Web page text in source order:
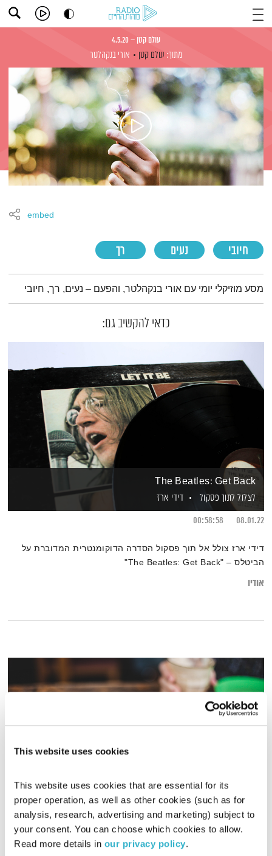
This website uses cookies
This website uses cookies that are essential for its
proper operation, as well as other cookies (such as for
analysis, research, advertising and marketing) subject to
your consent. You can choose which cookies to allow.
Read more details in our privacy policy.
עולם קטן – 4.5.20
מתוך: עולם קטן אורי בנקהלטר
חיובי נעים רך
embed
תמצית הפודקאסט
מסע מוזיקלי יומי עם אורי בנקהלטר, והפעם – נעים, רך, חיובי
כדאי להקשיב גם:
The Beatles: Get Back
לצלול לתוך פסקול
דידי ארז
08.01.22
00:58:58
דידי ארז צולל אל תוך פסקול הסדרה הדוקומנטרית המדוברת על
הביטלס – "The Beatles: Get Back"
אודיו
התעוררות – 13.1.20
התעוררות
גליה גלעדי